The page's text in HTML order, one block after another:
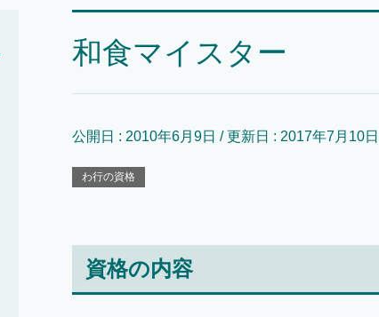
和食マイスター
公開日 : 2010年6月9日 / 更新日 : 2017年7月10日
わ行の資格
資格の内容